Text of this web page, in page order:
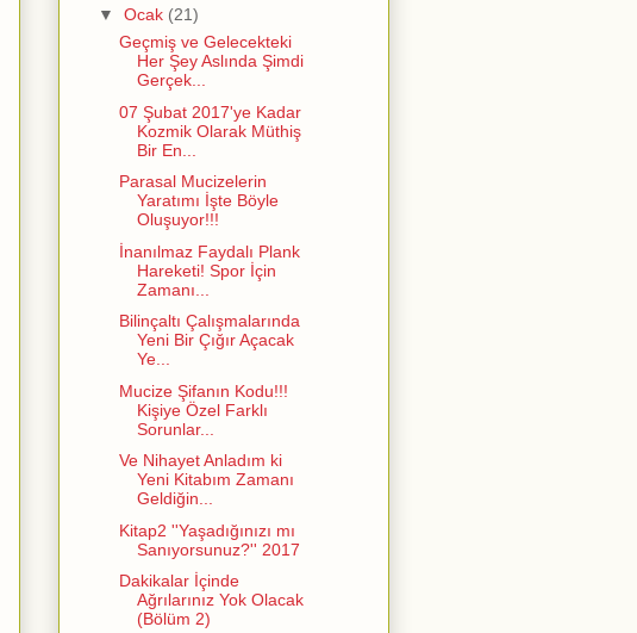
▼ Ocak (21)
Geçmiş ve Gelecekteki
Her Şey Aslında Şimdi
Gerçek...
07 Şubat 2017'ye Kadar
Kozmik Olarak Müthiş
Bir En...
Parasal Mucizelerin
Yaratımı İşte Böyle
Oluşuyor!!!
İnanılmaz Faydalı Plank
Hareketi! Spor İçin
Zamanı...
Bilinçaltı Çalışmalarında
Yeni Bir Çığır Açacak
Ye...
Mucize Şifanın Kodu!!!
Kişiye Özel Farklı
Sorunlar...
Ve Nihayet Anladım ki
Yeni Kitabım Zamanı
Geldiğin...
Kitap2 ''Yaşadığınızı mı
Sanıyorsunuz?'' 2017
Dakikalar İçinde
Ağrılarınız Yok Olacak
(Bölüm 2)